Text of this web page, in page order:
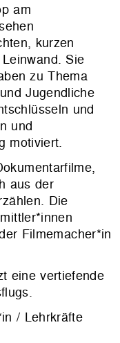
am
kurzen
Sie
zu Thema
Jugendliche
und
und
motiviert.
aus der
Die
Filmemacher*in
eine vertiefende
/ Lehrkräfte